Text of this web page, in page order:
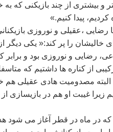
و بيشتری از چند بازيکنی که به
کرديم، پيدا کنيم.»
،عقيلی و نوروزی
خاليشان را پر کند:« يکی
رضايی و نوروزی بود و
از کناره ها داشتيم که
مصدوميت هادی عقيلی هم
زيرا غيبت او هم در بازيسازی
در ماه در قطر آغاز می شود